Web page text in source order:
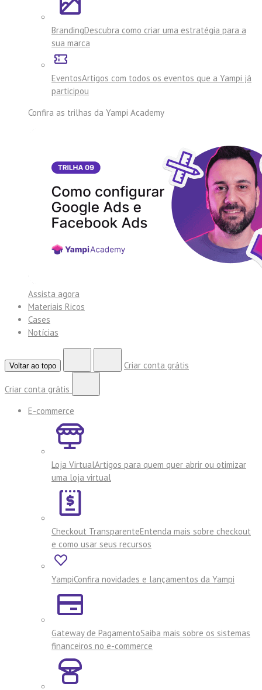
BrandingDescubra como criar uma estratégia para a
sua marca
EventosArtigos com todos os eventos que a Yampi já
participou
Confira as trilhas da Yampi Academy
Assista agora
Materiais Ricos
Cases
Notícias
Voltar ao topo Criar conta grátis
Criar conta grátis
E-commerce
Loja VirtualArtigos para quem quer abrir ou otimizar
uma loja virtual
Checkout TransparenteEntenda mais sobre checkout
e como usar seus recursos
YampiConfira novidades e lançamentos da Yampi
Gateway de PagamentoSaiba mais sobre os sistemas
financeiros no e-commerce